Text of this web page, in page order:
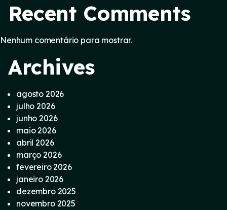
Recent Comments
Nenhum comentário para mostrar.
Archives
agosto 2026
julho 2026
junho 2026
maio 2026
abril 2026
março 2026
fevereiro 2026
janeiro 2026
dezembro 2025
novembro 2025